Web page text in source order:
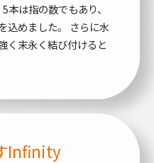
は指の数でもあり、
込めました。
さらに水
く末永く結び付けると
Infinity